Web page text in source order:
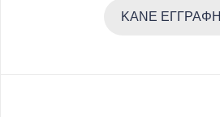
ΚΑΝΕ ΕΓΓΡΑΦΗ